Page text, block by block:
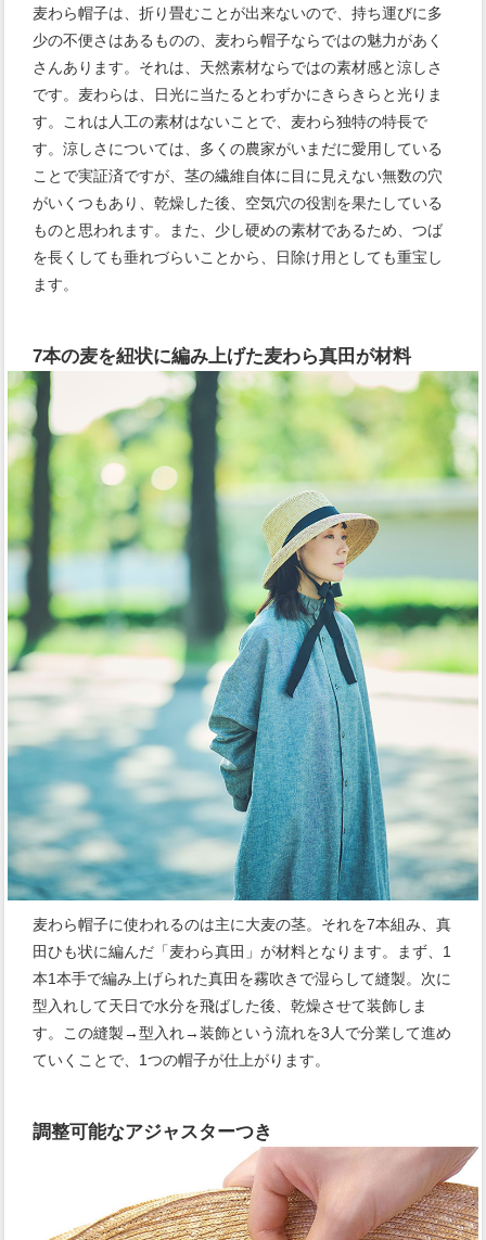
麦わら帽子は、折り畳むことが出来ないので、持ち運びに多
少の不便さはあるものの、麦わら帽子ならではの魅力があく
さんあります。それは、天然素材ならではの素材感と涼しさ
です。麦わらは、日光に当たるとわずかにきらきらと光りま
す。これは人工の素材はないことで、麦わら独特の特長で
す。涼しさについては、多くの農家がいまだに愛用している
ことで実証済ですが、茎の繊維自体に目に見えない無数の穴
がいくつもあり、乾燥した後、空気穴の役割を果たしている
ものと思われます。また、少し硬めの素材であるため、つば
を長くしても垂れづらいことから、日除け用としても重宝し
ます。
7本の麦を紐状に編み上げた麦わら真田が材料
麦わら帽子に使われるのは主に大麦の茎。それを7本組み、真
田ひも状に編んだ「麦わら真田」が材料となります。まず、1
本1本手で編み上げられた真田を霧吹きで湿らして縫製。次に
型入れして天日で水分を飛ばした後、乾燥させて装飾しま
す。この縫製→型入れ→装飾という流れを3人で分業して進め
ていくことで、1つの帽子が仕上がります。
調整可能なアジャスターつき